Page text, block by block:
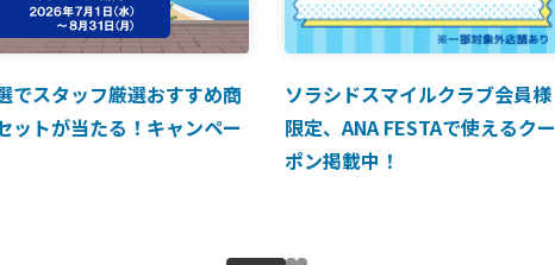
でスタッフ厳選おすすめ商
ットが当たる！キャンペー
ソラシドスマイルクラブ会員様
限定、ANA FESTAで使えるクー
ポン掲載中！